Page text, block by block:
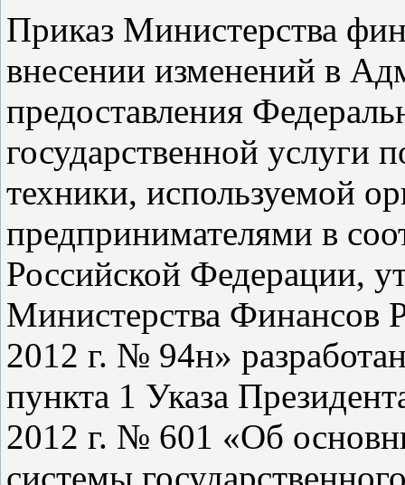
Приказ Министерства
внесении изменений в
предоставления
государственной услуги
техники, используемой
предпринимателями в
Российской Федерации,
Министерства Финансов
2012 г. № 94н»
пункта 1 Указа
2012 г. № 601 «Об